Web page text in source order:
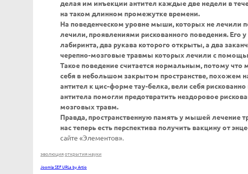
делая им инъекции антител каждые две недели в
на таком длинном промежутке времени.
На поведенческом уровне мыши, которых не лечили
лечили, проявлениями рискованного поведения.
лабиринта, два рукава которого открыты, а два
черепно-мозговые травмы которых лечили с
Такое поведение считается нормальным, потому
себя в небольшом закрытом пространстве,
антител к цис-форме тау-белка, вели себя
антитела помогли предотвратить нездоровое
мозговых травм.
Правда, пространственную память у мышей лечение
нас теперь есть перспектива получить вакцину от
сайте «Элементов».
эволюцияоткрытия науки
Joomla SEF URLs by Artio